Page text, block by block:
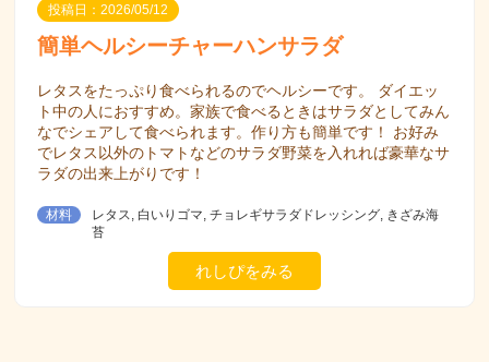
投稿日：2026/05/12
簡単ヘルシーチャーハンサラダ
レタスをたっぷり食べられるのでヘルシーです。 ダイエッ
ト中の人におすすめ。家族で食べるときはサラダとしてみん
なでシェアして食べられます。作り方も簡単です！ お好み
でレタス以外のトマトなどのサラダ野菜を入れれば豪華なサ
ラダの出来上がりです！
材料
レタス, 白いりゴマ, チョレギサラダドレッシング, きざみ海
苔
れしぴをみる